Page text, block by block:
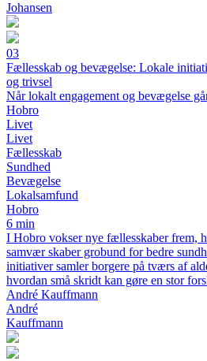
Johansen
03
Fællesskab og bevægelse: Lokale
og trivsel
Når lokalt engagement og bevægelse
Hobro
Livet
Livet
Fællesskab
Sundhed
Bevægelse
Lokalsamfund
Hobro
6 min
I Hobro vokser nye fællesskaber frem,
samvær skaber grobund for bedre
initiativer samler borgere på tværs af
hvordan små skridt kan gøre en stor
André Kauffmann
André
Kauffmann